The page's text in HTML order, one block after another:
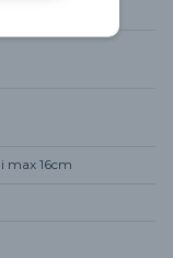
max 16cm